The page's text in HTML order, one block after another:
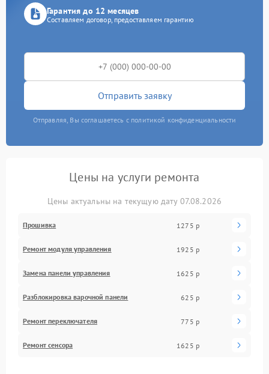
Гарантия до 12 месяцев
Составляем договор, предоставляем гарантию
Отправить заявку
Отправляя, Вы соглашаетесь с политикой конфиденциальности
Цены на услуги ремонта
Цены актуальны на текущую дату 07.08.2026
Прошивка 1275 р
Ремонт модуля управления 1925 р
Замена панели управления 1625 р
Разблокировка варочной панели 625 р
Ремонт переключателя 775 р
Ремонт сенсора 1625 р